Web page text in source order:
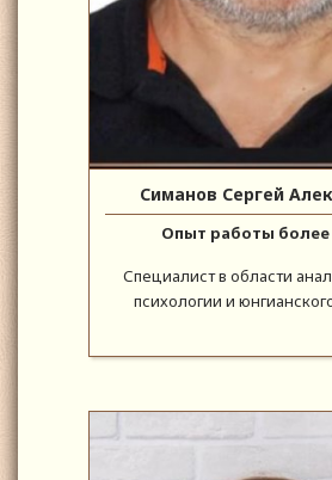
Симанов Сергей
Опыт работы более
Специалист в области
психологии и